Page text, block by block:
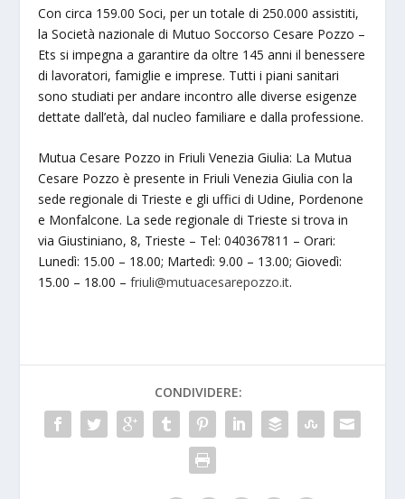
Con circa 159.00 Soci, per un totale di 250.000 assistiti,
la Società nazionale di Mutuo Soccorso Cesare Pozzo –
Ets si impegna a garantire da oltre 145 anni il benessere
di lavoratori, famiglie e imprese. Tutti i piani sanitari
sono studiati per andare incontro alle diverse esigenze
dettate dall’età, dal nucleo familiare e dalla professione.
Mutua Cesare Pozzo in Friuli Venezia Giulia: La Mutua
Cesare Pozzo è presente in Friuli Venezia Giulia con la
sede regionale di Trieste e gli uffici di Udine, Pordenone
e Monfalcone. La sede regionale di Trieste si trova in
via Giustiniano, 8, Trieste – Tel: 040367811 – Orari:
Lunedì: 15.00 – 18.00; Martedì: 9.00 – 13.00; Giovedì:
15.00 – 18.00 –friuli@mutuacesarepozzo.it.
CONDIVIDERE: